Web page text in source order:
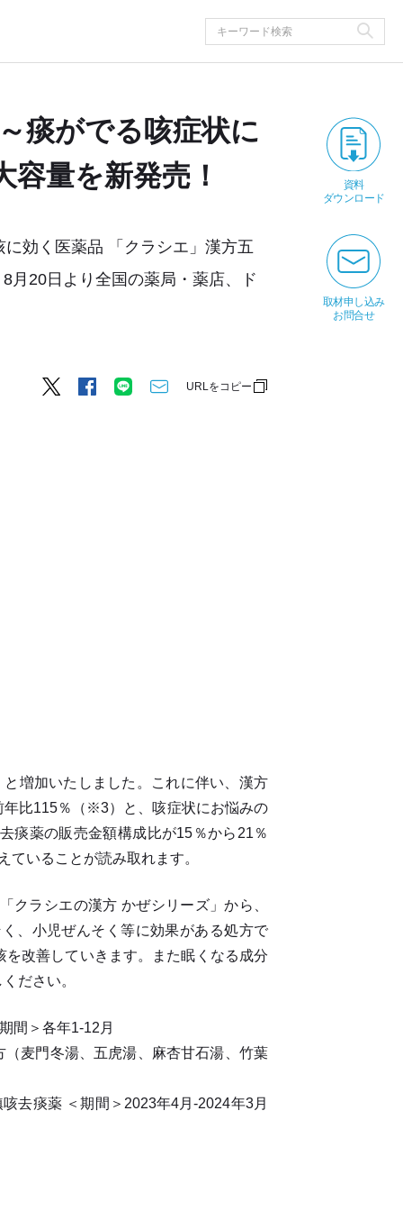
痰がでる咳症状に
量を新発売！
効く医薬品 「クラシエ」漢方五
月20日より全国の薬局・薬店、ド
URLをコピー
増加いたしました。これに伴い、漢方
比115％（※3）と、咳症状にお悩みの
痰薬の販売金額構成比が15％から21％
いることが読み取れます。
ラシエの漢方 かぜシリーズ」から、
、小児ぜんそく等に効果がある処方で
改善していきます。また眠くなる成分
ださい。
間＞各年1-12月
麦門冬湯、五虎湯、麻杏甘石湯、竹葉
去痰薬 ＜期間＞2023年4月-2024年3月
資料
ダウンロード
取材申し込み
お問合せ